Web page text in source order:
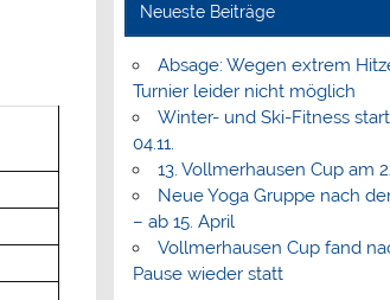
Neueste Beiträge
Absage: Wegen extrem
Turnier leider nicht möglich
Winter- und Ski-Fitness
04.11.
13. Vollmerhausen Cup am
Neue Yoga Gruppe nach
– ab 15. April
Vollmerhausen Cup fand
Pause wieder statt